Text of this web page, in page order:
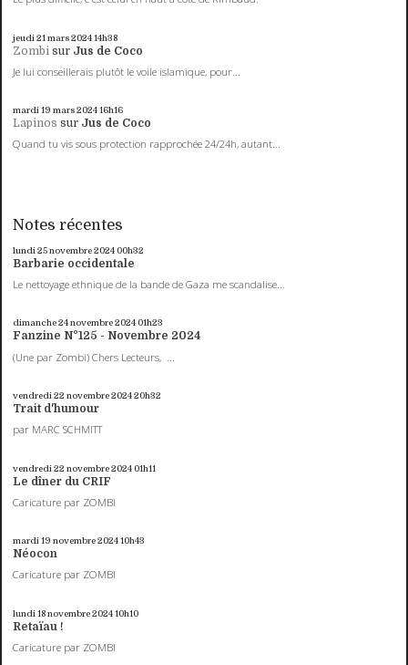
jeudi 21 mars 202414h38
Zombi sur Jus de Coco
Je lui conseillerais plutôt le voile islamique, pour...
mardi 19 mars 202416h16
Lapinos sur Jus de Coco
Quand tu vis sous protection rapprochée 24/24h, autant...
Notes récentes
lundi 25novembre 2024 00h32
Barbarie occidentale
Le nettoyage ethnique de la bande de Gaza me scandalise...
dimanche 24novembre 2024 01h23
Fanzine N°125 - Novembre 2024
(Une par Zombi) Chers Lecteurs, ...
vendredi 22 novembre 202420h32
Trait d'humour
par MARC SCHMITT
vendredi 22 novembre 2024 01h11
Le dîner du CRIF
Caricature par ZOMBI
mardi 19 novembre 202410h43
Néocon
Caricature par ZOMBI
lundi 18novembre 202410h10
Retaïau !
Caricature par ZOMBI